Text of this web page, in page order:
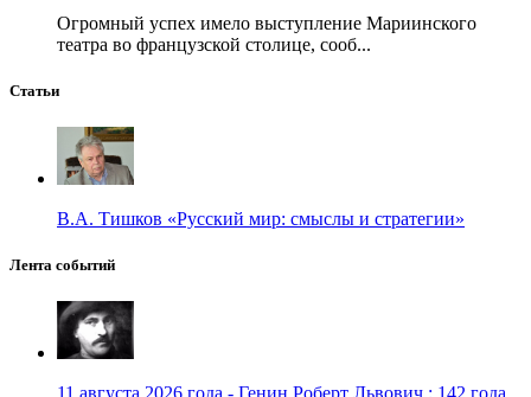
Огромный успех имело выступление Мариинского
театра во французской столице, сооб...
Статьи
В.А. Тишков «Русский мир: смыслы и стратегии»
Лента событий
11 августа 2026 года - Генин Роберт Львович : 142 года